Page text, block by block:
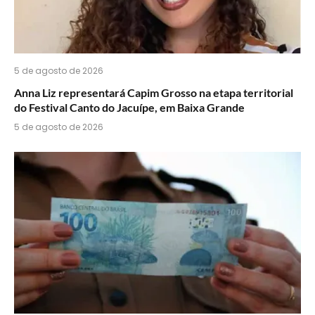
5 de agosto de 2026
Anna Liz representará Capim Grosso na etapa territorial
do Festival Canto do Jacuípe, em Baixa Grande
5 de agosto de 2026